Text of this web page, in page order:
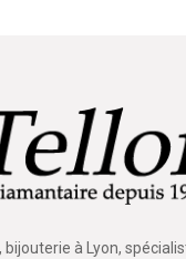
bijouterie à Lyon,